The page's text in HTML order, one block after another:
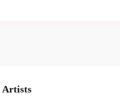
Artists